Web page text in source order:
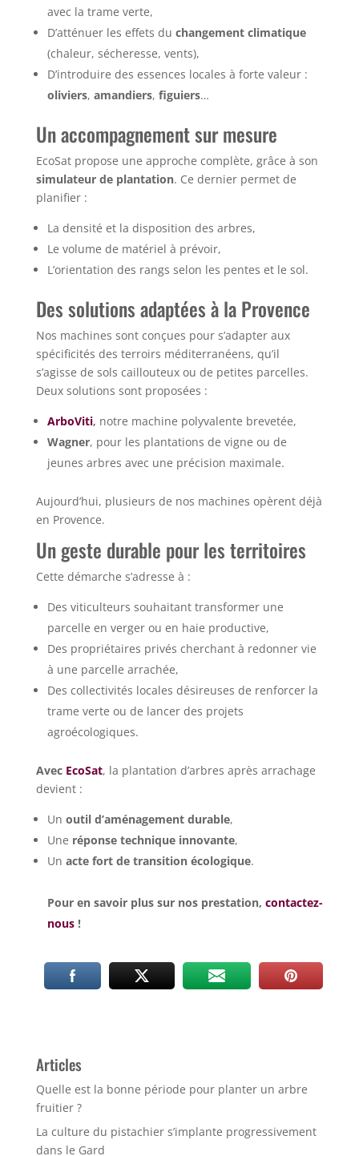
avec la trame verte,
D’atténuer les effets du changement climatique
(chaleur, sécheresse, vents),
D’introduire des essences locales à forte valeur :
oliviers, amandiers, figuiers…
Un accompagnement sur mesure
EcoSat propose une approche complète, grâce à son
simulateur de plantation. Ce dernier permet de
planifier :
La densité et la disposition des arbres,
Le volume de matériel à prévoir,
L’orientation des rangs selon les pentes et le sol.
Des solutions adaptées à la Provence
Nos machines sont conçues pour s’adapter aux
spécificités des terroirs méditerranéens, qu’il
s’agisse de sols caillouteux ou de petites parcelles.
Deux solutions sont proposées :
ArboViti, notre machine polyvalente brevetée,
Wagner, pour les plantations de vigne ou de
jeunes arbres avec une précision maximale.
Aujourd’hui, plusieurs de nos machines opèrent déjà
en Provence.
Un geste durable pour les territoires
Cette démarche s’adresse à :
Des viticulteurs souhaitant transformer une
parcelle en verger ou en haie productive,
Des propriétaires privés cherchant à redonner vie
à une parcelle arrachée,
Des collectivités locales désireuses de renforcer la
trame verte ou de lancer des projets
agroécologiques.
Avec EcoSat, la plantation d’arbres après arrachage
devient :
Un outil d’aménagement durable,
Une réponse technique innovante,
Un acte fort de transition écologique.
Pour en savoir plus sur nos prestation, contactez-
nous!
Articles
Quelle est la bonne période pour planter un arbre
fruitier ?
La culture du pistachier s’implante progressivement
dans le Gard